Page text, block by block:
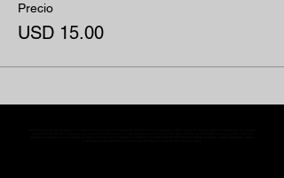
Precio
USD 15.00